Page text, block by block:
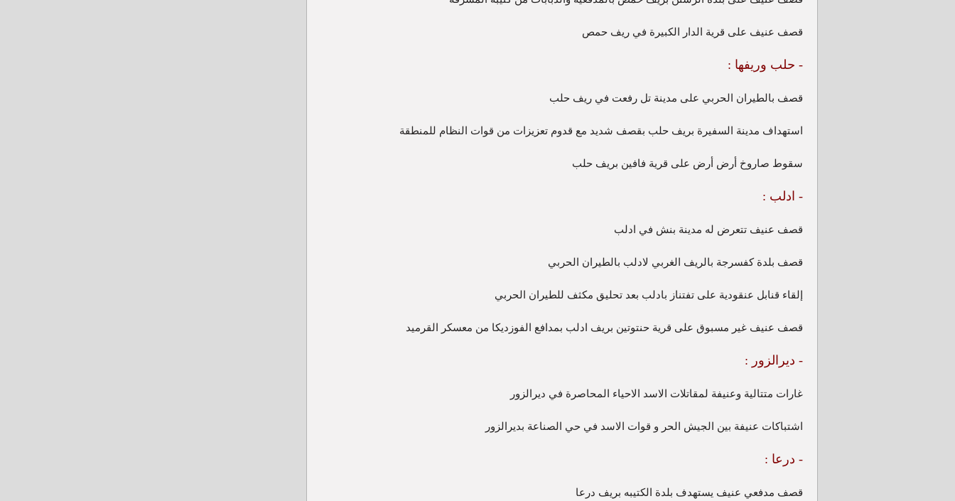
قصف عنيف على قرية الدار الكبيرة في ريف حمص
- حلب وريفها :
قصف بالطيران الحربي على مدينة تل رفعت في ريف حلب
استهداف مدينة السفيرة بريف حلب بقصف شديد مع قدوم تعزيزات من قوات النظام للمنطقة
سقوط صاروخ أرض أرض على قرية فافين بريف حلب
- ادلب :
قصف عنيف تتعرض له مدينة بنش في ادلب
قصف بلدة كفسرجة بالريف الغربي لادلب بالطيران الحربي
إلقاء قنابل عنقودية على تفتناز بادلب بعد تحليق مكثف للطيران الحربي
قصف عنيف غير مسبوق على قرية حنتوتين بريف ادلب بمدافع الفوزديكا من معسكر القرميد
- ديرالزور :
غارات متتالية وعنيفة لمقاتلات الاسد الاحياء المحاصرة في ديرالزور
اشتباكات عنيفة بين الجيش الحر و قوات الاسد في حي الصناعة بديرالزور
- درعا :
قصف مدفعي عنيف يستهدف بلدة الكتيبه بريف درعا